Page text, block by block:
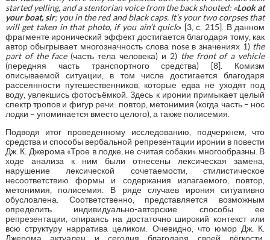
started yelling, and a stentorian voice from the back shouted: «Look at
your boat, sir; you in the red and black caps. It’s your two corpses that
will get taken in that photo, if you ain’t quick» [3, с. 215]. В данном
фрагменте иронический эффект достигается благодаря тому, как
автор обыгрывает многозначность слова nose в значениях 1) the
part of the face(часть тела человека) и 2) the front of a vehicle
(передняя часть транспортного средства) [8]. Комизм
описываемой ситуации, в том числе достигается благодаря
рассеянности путешественников, которые едва не уходят под
воду, увлекшись фотосъёмкой. Здесь к иронии примыкает целый
спектр тропов и фигур речи: повтор, метонимия (когда часть – нос
лодки – упоминается вместо целого), а также полисемия.
Подводя итог проведенному исследованию, подчеркнем, что
средства и способы вербальной репрезентации иронии в повести
Дж. К. Джерома «Трое в лодке, не считая собаки» многообразны. В
ходе анализа к ним были отнесены лексическая замена,
нарушение лексической сочетаемости, стилистическое
несоответствию формы и содержания излагаемого, повтор,
метонимия, полисемия. В ряде случаев ирония ситуативно
обусловлена. Соответственно, представляется возможным
определить индивидуально-авторские способы ее
репрезентации, опираясь на достаточно широкий контекст или
всю структуру нарратива целиком. Очевидно, что юмор Дж. К.
Джерома актуален и сегодня благодаря своей лёгкости,